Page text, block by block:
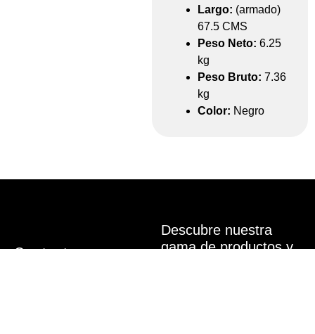
Largo: (armado)
67.5 CMS
Peso Neto: 6.25
kg
Peso Bruto: 7.36
kg
Color: Negro
Contacto
Descubre nuestra
gama de productos y